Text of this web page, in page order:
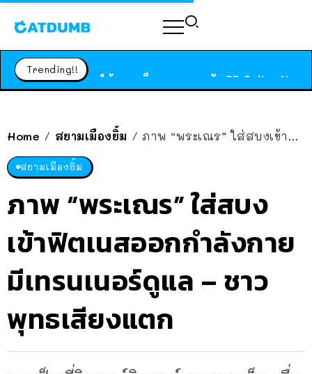
Trending!!
Home / สยามเมืองยิ้ม / ภาพ “พระเณร” ใส่สบงเข้าฟิตเนสออกกำลังกาย มีเทรนเนอร์ดูแล – ชาวพุทธเสียงแตก
สยามเมืองยิ้ม
ภาพ “พระเณร” ใส่สบง
เข้าฟิตเนสออกกำลังกาย
มีเทรนเนอร์ดูแล – ชาว
พุทธเสียงแตก